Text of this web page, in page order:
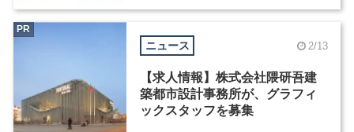
ニュース 2/13
【求人情報】株式会社隈研吾建
築都市設計事務所が、グラフィ
ックスタッフを募集
PR